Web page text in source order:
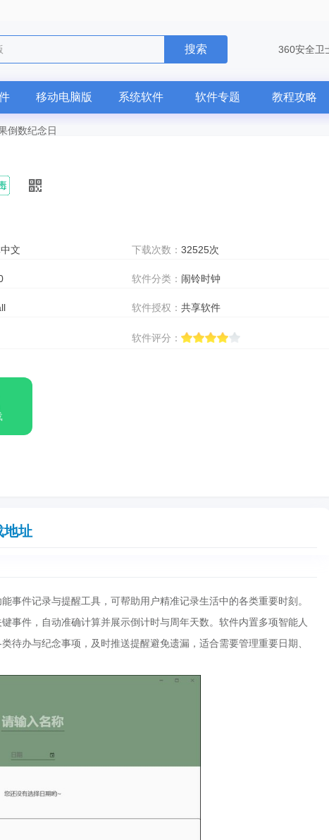
搜索 360安全卫
移动电脑版 系统软件 软件专题 教程攻略
倒数纪念日
文 下载次数： 32525次
软件分类： 闹铃时钟
软件授权： 共享软件
软件评分：
地址
事件记录与提醒工具，可帮助用户精准记录生活中的各类重要时刻。
事件，自动准确计算并展示倒计时与周年天数。软件内置多项智能人
待办与纪念事项，及时推送提醒避免遗漏，适合需要管理重要日期、